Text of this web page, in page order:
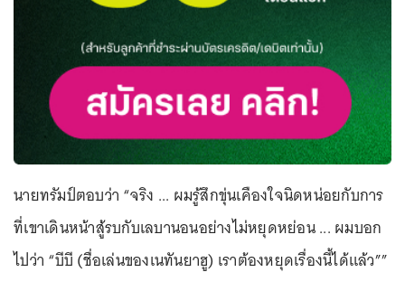
นายทรัมป์ตอบว่า “จริง ... ผมรู้สึกขุ่นเคืองใจนิดหน่อยกับการ
ที่เขาเดินหน้าสู้รบกับเลบานอนอย่างไม่หยุดหย่อน ... ผมบอก
ไปว่า “บีบี (ชื่อเล่นของเนทันยาฮู) เราต้องหยุดเรื่องนี้ได้แล้ว””